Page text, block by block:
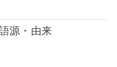
源・由来